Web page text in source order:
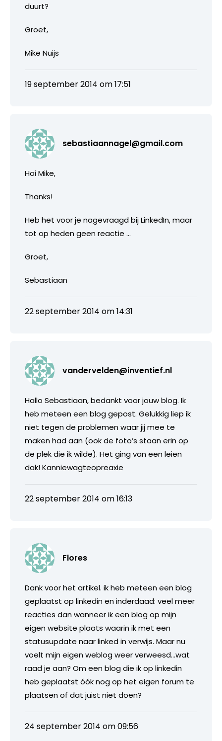
duurt?
Groet,
Mike Nuijs
19 september 2014 om 17:51
sebastiaannagel@gmail.com
Hoi Mike,
Thanks!
Heb het voor je nagevraagd bij LinkedIn, maar
tot op heden geen reactie …
Groet,
Sebastiaan
22 september 2014 om 14:31
vandervelden@inventief.nl
Hallo Sebastiaan, bedankt voor jouw blog. Ik
heb meteen een blog gepost. Gelukkig liep ik
niet tegen de problemen waar jij mee te
maken had aan (ook de foto’s staan erin op
de plek die ik wilde). Het ging van een leien
dak! Kanniewagteopreaxie
22 september 2014 om 16:13
Flores
Dank voor het artikel. ik heb meteen een blog
geplaatst op linkedin en inderdaad: veel meer
reacties dan wanneer ik een blog op mijn
eigen website plaats waarin ik met een
statusupdate naar linked in verwijs. Maar nu
voelt mijn eigen weblog weer verweesd…wat
raad je aan? Om een blog die ik op linkedin
heb geplaatst óók nog op het eigen forum te
plaatsen of dat juist niet doen?
24 september 2014 om 09:56